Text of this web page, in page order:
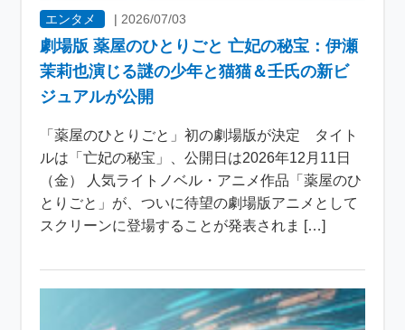
エンタメ |2026/07/03
劇場版 薬屋のひとりごと 亡妃の秘宝：伊瀬
茉莉也演じる謎の少年と猫猫＆壬氏の新ビ
ジュアルが公開
「薬屋のひとりごと」初の劇場版が決定 タイト
ルは「亡妃の秘宝」、公開日は2026年12月11日
（金） 人気ライトノベル・アニメ作品「薬屋のひ
とりごと」が、ついに待望の劇場版アニメとして
スクリーンに登場することが発表されま […]